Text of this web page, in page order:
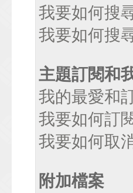
我要如何搜
我要如何搜
主題訂閱和
我的最愛和
我要如何訂
我要如何取
附加檔案